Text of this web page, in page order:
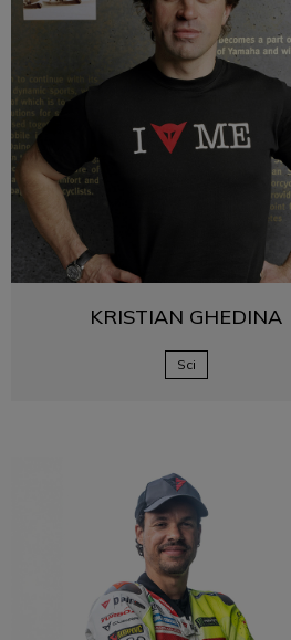
KRISTIAN GHEDINA
Sci